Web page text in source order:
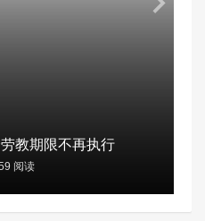
教期限不再执行
阅读